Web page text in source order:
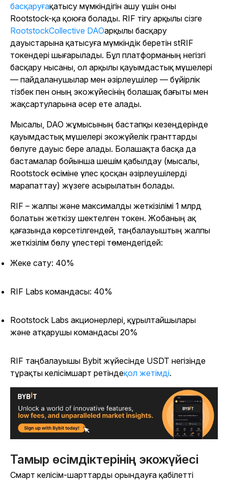
басқаруғақатысу мүмкіндігін ашу үшін оны
Rootstock-қа қоюға болады. RIF тігу арқылы сізге
RootstockCollective DAOарқылы басқару
дауыстарына қатысуға мүмкіндік беретін stRIF
токендері шығарылады. Бұл платформаның негізгі
басқару нысаны, ол арқылы қауымдастық мүшелері
— пайдаланушылар мен әзірлеушілер — бүйірлік
тізбек пен оның экожүйесінің болашақ бағыты мен
жақсартуларына әсер ете алады.
Мысалы, DAO жұмысының бастапқы кезеңдерінде
қауымдастық мүшелері экожүйелік гранттарды
бөлуге дауыс бере алады. Болашақта басқа да
бастамалар бойынша шешім қабылдау (мысалы,
Rootstock өсіміне үлес қосқан әзірлеушілерді
марапаттау) жүзеге асырылатын болады.
RIF – жалпы және максималды жеткізілімі 1 млрд
болатын жеткізу шектелген токен. Жобаның ақ
қағазында көрсетілгендей, таңбалауыштың жалпы
жеткізілім бөлу үлестері төмендегідей:
Жеке сату: 40%
RIF Labs командасы: 40%
Rootstock Labs акционерлері, құрылтайшылары
және атқарушы командасы 20%
RIF таңбалауышы Bybit жүйесінде USDT негізінде
тұрақты келісімшарт ретіндеқол жетімді.
Тамыр өсімдіктерінің экожүйесі
Смарт келісім-шарттарды орындауға қабілетті